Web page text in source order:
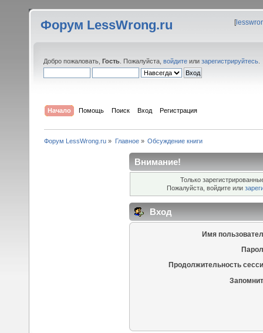
Форум LessWrong.ru [
Добро пожаловать, Гость . Пожалуйста, войдите или зарегистрируйтесь
Начало Помощь Поиск Вход Регистрация
Форум LessWrong.ru » Главное» Обсуждение книги
Внимание!
Только
Пожалуйста, войдите или
Вход
Имя
Продолжительность